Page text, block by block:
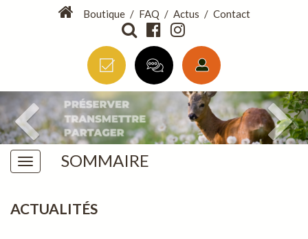
Boutique / FAQ / Actus / Contact
SOMMAIRE
ACTUALITÉS